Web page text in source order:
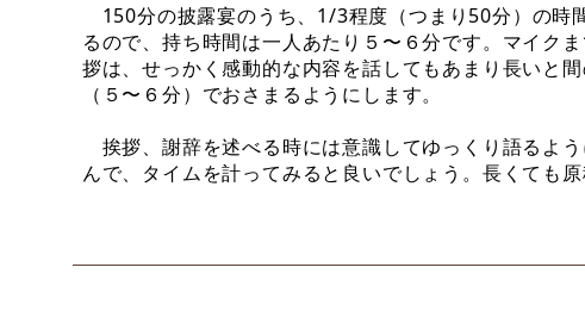
150分の披露宴のうち、1/3程度（つまり50分）の時
るので、持ち時間は一人あたり５〜６分です。マイク
拶は、せっかく感動的な内容を話してもあまり長いと
（５〜６分）でおさまるようにします。
挨拶、謝辞を述べる時には意識してゆっくり語るよ
んで、タイムを計ってみると良いでしょう。長くても